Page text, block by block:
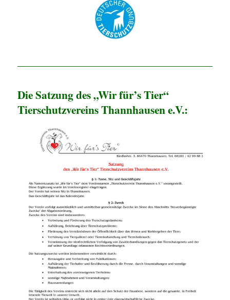
Die Satzung des „Wir für’s Tier“
Tierschutzvereins Thannhausen e.V.: